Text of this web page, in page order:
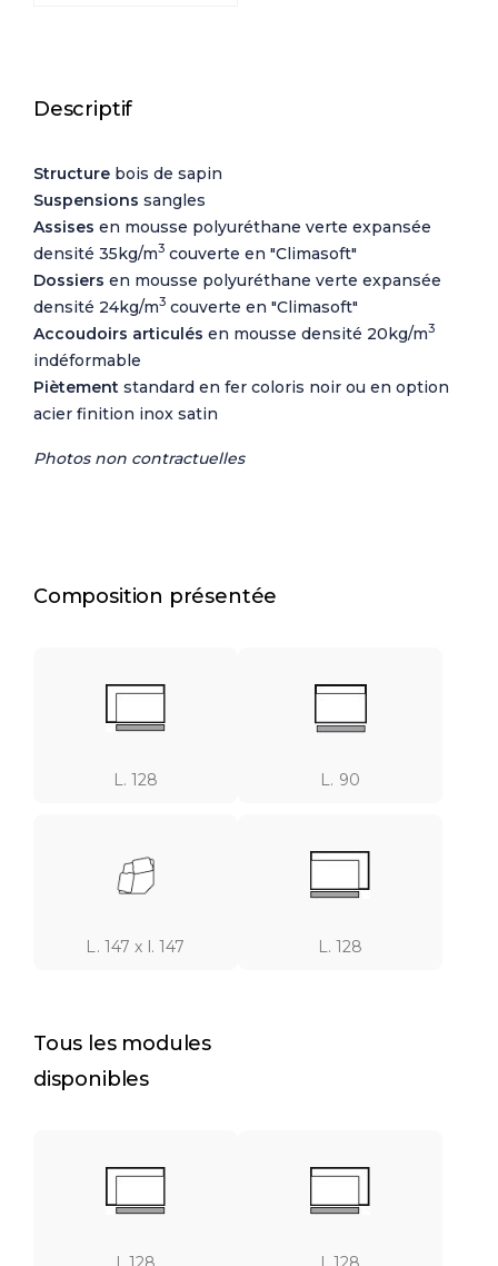
Descriptif
Structure bois de sapin
Suspensions sangles
Assises en mousse polyuréthane verte expansée
densité 35kg/m3 couverte en "Climasoft"
Dossiers en mousse polyuréthane verte expansée
densité 24kg/m3 couverte en "Climasoft"
Accoudoirs articulés en mousse densité 20kg/m3
indéformable
Piètement standard en fer coloris noir ou en option
acier finition inox satin
Photos non contractuelles
Composition présentée
L. 128 L. 90
L. 147 x l. 147 L. 128
Tous les modules
disponibles